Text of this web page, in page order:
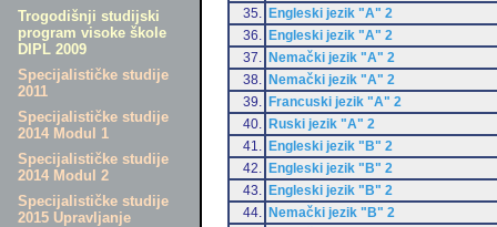
Trogodišnji studijski
program visoke škole
DIPL 2009
Specijalističke studije
2011
Specijalističke studije
2014 Modul 1
Specijalističke studije
2014 Modul 2
Specijalističke studije
2015 Upravljanje
35.
Engleski jezik "A" 2
36.
Engleski jezik "A" 2
37.
Nemački jezik "A" 2
38.
Nemački jezik "A" 2
39.
Francuski jezik "A" 2
40.
Ruski jezik "A" 2
41.
Engleski jezik "B" 2
42.
Engleski jezik "B" 2
43.
Engleski jezik "B" 2
44.
Nemački jezik "B" 2